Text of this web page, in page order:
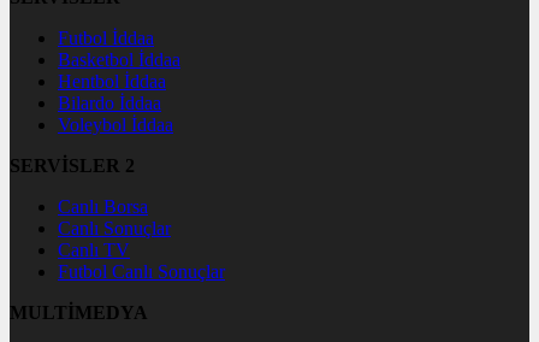
Futbol İddaa
Basketbol İddaa
Hentbol İddaa
Bilardo İddaa
Voleybol İddaa
SERVİSLER 2
Canlı Borsa
Canlı Sonuçlar
Canlı TV
Futbol Canlı Sonuçlar
MULTİMEDYA